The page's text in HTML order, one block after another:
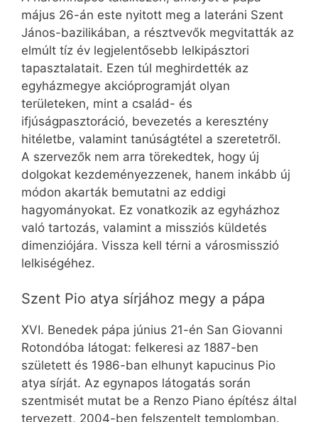
május 26-án este nyitott meg a lateráni Szent
János-bazilikában, a résztvevők megvitatták az
elmúlt tíz év legjelentősebb lelkipásztori
tapasztalatait. Ezen túl meghirdették az
egyházmegye akcióprogramját olyan
területeken, mint a család- és
ifjúságpasztoráció, bevezetés a keresztény
hitéletbe, valamint tanúságtétel a szeretetről.
A szervezők nem arra törekedtek, hogy új
dolgokat kezdeményezzenek, hanem inkább új
módon akarták bemutatni az eddigi
hagyományokat. Ez vonatkozik az egyházhoz
való tartozás, valamint a missziós küldetés
dimenziójára. Vissza kell térni a városmisszió
lelkiségéhez.
Szent Pio atya sírjához megy a pápa
XVI. Benedek pápa június 21-én San Giovanni
Rotondóba látogat: felkeresi az 1887-ben
született és 1986-ban elhunyt kapucinus Pio
atya sírját. Az egynapos látogatás során
szentmisét mutat be a Renzo Piano építész által
tervezett, 2004-ben felszentelt templomban.